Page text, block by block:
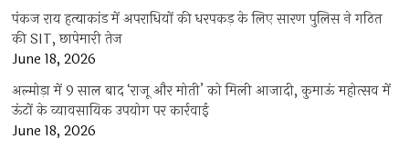
पंकज राय हत्याकांड में अपराधियों की धरपकड़ के लिए सारण पुलिस ने गठित
की SIT, छापेमारी तेज
June 18, 2026
अल्मोड़ा में 9 साल बाद ‘राजू और मोती’ को मिली आजादी, कुमाऊं महोत्सव में
ऊंटों के व्यावसायिक उपयोग पर कार्रवाई
June 18, 2026